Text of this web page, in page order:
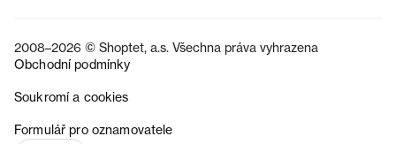
2008–2026 © Shoptet, a.s. Všechna práva vyhrazena
Obchodní podmínky
Soukromí a cookies
Formulář pro oznamovatele